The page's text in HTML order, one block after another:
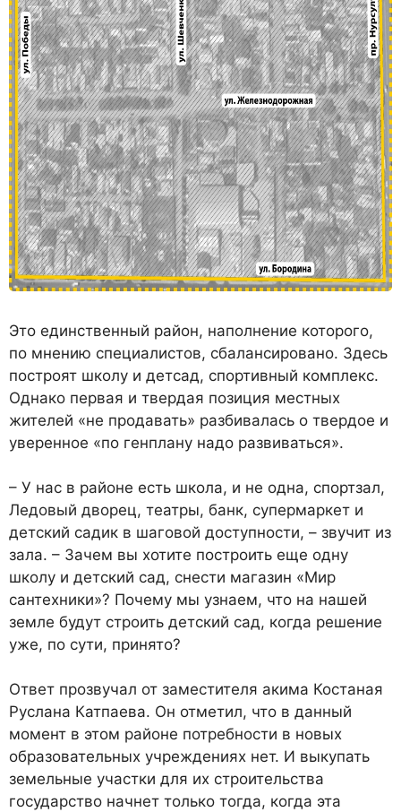
Это единственный район, на­полнение которого,
по мнению специалистов, сбалансирова­но. Здесь
построят школу и детсад, спортивный комплекс.
Однако первая и твердая пози­ция местных
жителей «не про­давать» разбивалась о твердое и
уверенное «по генплану надо развиваться».
– У нас в районе есть школа, и не одна, спортзал,
Ледовый дворец, театры, банк, супер­маркет и
детский садик в ша­говой доступности, – звучит из
зала. – Зачем вы хотите по­строить еще одну
школу и дет­ский сад, снести магазин «Мир
сантехники»? Почему мы узна­ем, что на нашей
земле будут строить детский сад, когда ре­шение
уже, по сути, принято?
Ответ прозвучал от замести­теля акима Костаная
Руслана Катпаева. Он отметил, что в данный
момент в этом районе потребности в новых
образова­тельных учреждениях нет. И выкупать
земельные участки для их строительства
государ­ство начнет только тогда, когда эта